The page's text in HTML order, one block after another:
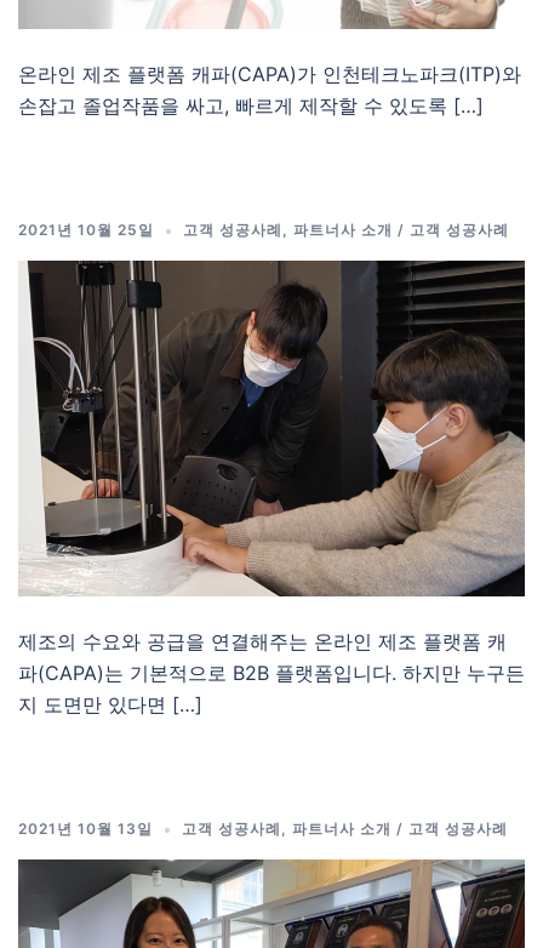
온라인 제조 플랫폼 캐파(CAPA)가 인천테크노파크(ITP)와
손잡고 졸업작품을 싸고, 빠르게 제작할 수 있도록 […]
2021년 10월 25일 고객 성공사례 파트너사 소개 / 고객 성공사례
제조의 수요와 공급을 연결해주는 온라인 제조 플랫폼 캐
파(CAPA)는 기본적으로 B2B 플랫폼입니다. 하지만 누구든
지 도면만 있다면 […]
2021년 10월 13일 고객 성공사례 , 파트너사 소개 / 고객 성공사례